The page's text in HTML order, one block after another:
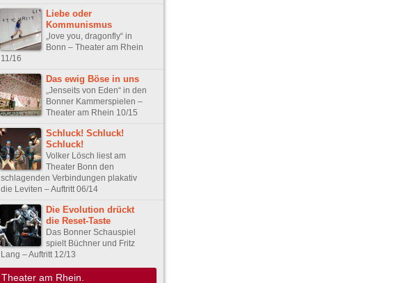
Liebe oder
Kommunismus
„love you, dragonfly“ in
Bonn – Theater am Rhein
11/16
Das ewig Böse in uns
„Jenseits von Eden“ in den
Bonner Kammerspielen –
Theater am Rhein 10/15
Schluck! Schluck!
Schluck!
Volker Lösch liest am
Theater Bonn den
schlagenden Verbindungen plakativ
die Leviten – Auftritt 06/14
Die Evolution drückt
die Reset-Taste
Das Bonner Schauspiel
spielt Büchner und Fritz
Lang – Auftritt 12/13
Theater am Rhein.